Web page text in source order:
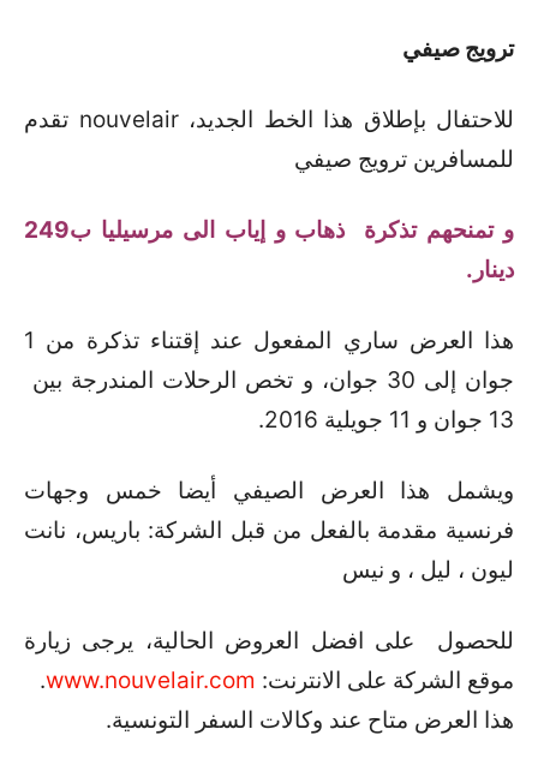
ترويج صيفي
للاحتفال بإطلاق هذا الخط الجديد، nouvelair تقدم
للمسافرين ترويج صيفي
و تمنحهم تذكرة ذهاب و إياب الى مرسيليا ب249
دينار.
هذا العرض ساري المفعول عند إقتناء تذكرة من 1
جوان إلى 30 جوان، و تخص الرحلات المندرجة بين
13 جوان و 11 جويلية 2016.
ويشمل هذا العرض الصيفي أيضا خمس وجهات
فرنسية مقدمة بالفعل من قبل الشركة: باريس، نانت
ليون ، ليل ، و نيس
للحصول على افضل العروض الحالية، يرجى زيارة
موقع الشركة على الانترنت: www.nouvelair.com
.
هذا العرض متاح عند وكالات السفر التونسية.